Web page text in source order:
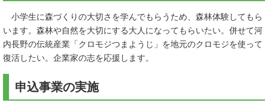
小学生に森づくりの大切さを学んでもらうため、森林体験してもら
います。森林や自然を大切にする大人になってもらいたい。併せて河
内長野の伝統産業「クロモジつまようじ」を地元のクロモジを使って
復活したい。企業家の志を応援します。
申込事業の実施